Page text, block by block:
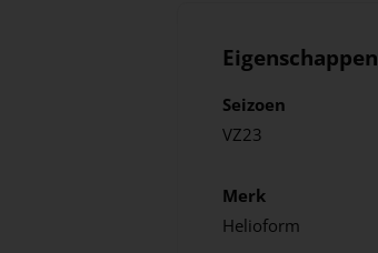
Eigenschappen
Seizoen
VZ23
Merk
Helioform